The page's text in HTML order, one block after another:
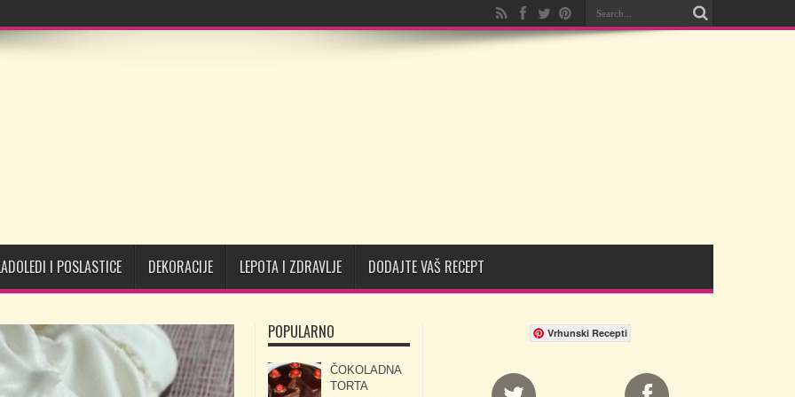
I POSLASTICE DEKORACIJE LEPOTA I ZDRAVLJE DODAJTE VAŠ RECEPT
POPULARNO
ČOKOLADNA
TORTA
Vrhunski Recepti